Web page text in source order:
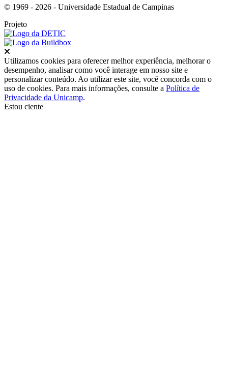
© 1969 - 2026 - Universidade Estadual de Campinas
Projeto
Utilizamos cookies para oferecer melhor experiência, melhorar o
desempenho, analisar como você interage em nosso site e
personalizar conteúdo. Ao utilizar este site, você concorda com o
uso de cookies. Para mais informações, consulte a Política de
Privacidade da Unicamp.
Estou ciente